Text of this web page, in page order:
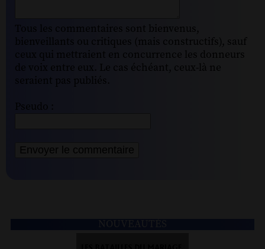
Tous les commentaires sont bienvenus,
bienveillants ou critiques (mais constructifs), sauf
ceux qui mettraient en concurrence les donneurs
de voix entre eux. Le cas échéant, ceux-là ne
seraient pas publiés.
Pseudo :